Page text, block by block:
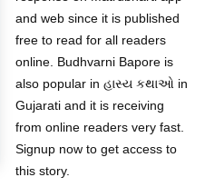
and web since it is published
free to read for all readers
online. Budhvarni Bapore is
also popular in હાસ્ય કથાઓ in
Gujarati and it is receiving
from online readers very fast.
Signup now to get access to
this story.